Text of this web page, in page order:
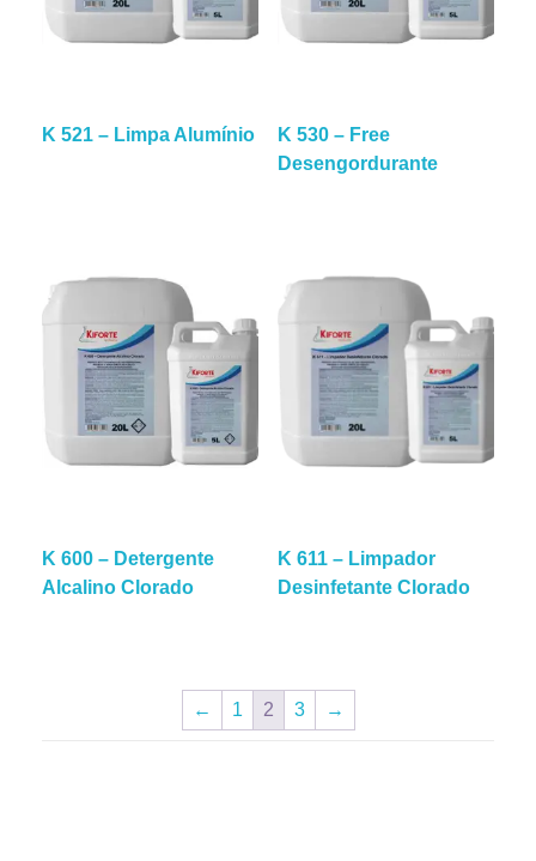
K 521 – Limpa Alumínio
K 530 – Free
Desengordurante
K 600 – Detergente
Alcalino Clorado
K 611 – Limpador
Desinfetante Clorado
← 1 2 3 →